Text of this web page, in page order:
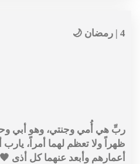
ربِّ هي أُمي وجنتي، وهو أبي
ظهراً ولا تعظم لهما أمراً،
أعمارهم وأبعد عنهما كل أذى